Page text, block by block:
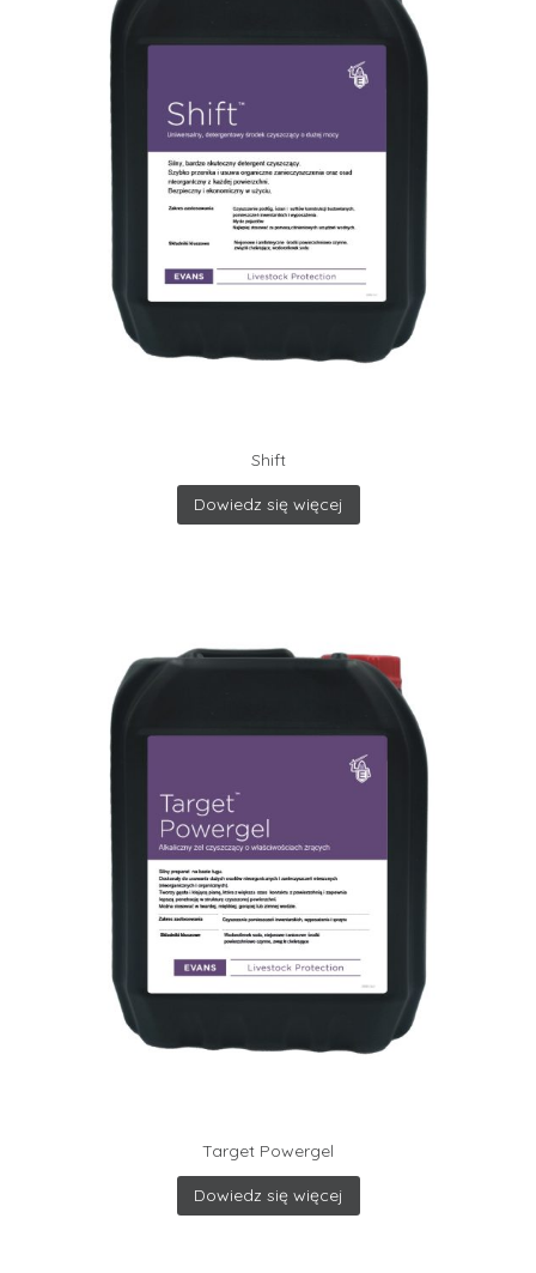
Shift
Dowiedz się więcej
Target Powergel
Dowiedz się więcej